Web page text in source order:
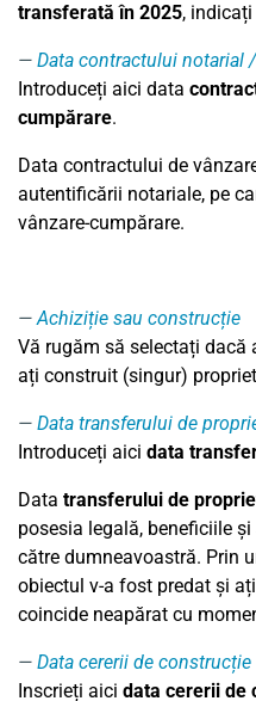
transferată în 2025, indicați
Data contractului notarial
Introduceți aici data
cumpărare.
Data contractului de
autentificării notariale, pe
vânzare-cumpărare.
Achiziție sau construcție
Vă rugăm să selectați
ați construit (singur)
Data transferului de
Introduceți aici data
Data transferului de
posesia legală, beneficiile
către dumneavoastră. Prin
obiectul v-a fost predat și
coincide neapărat cu
Data cererii de construcție
Inscrieți aici data cererii de